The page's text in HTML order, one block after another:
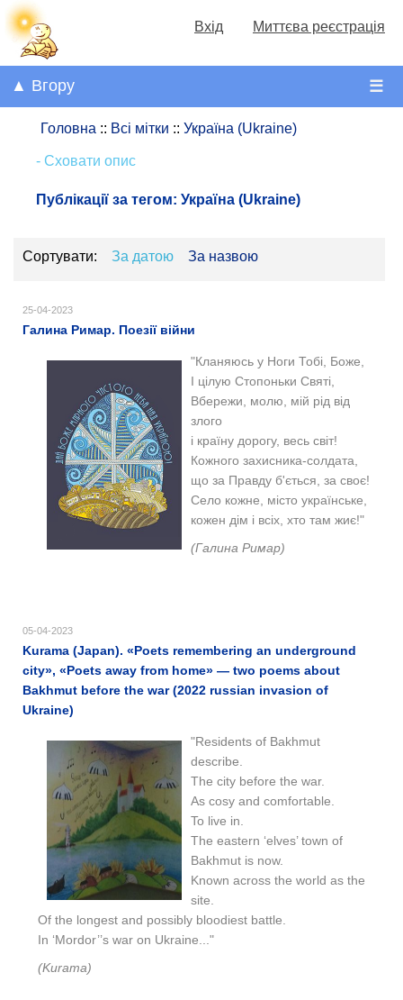
Вхід Миттєва реєстрація
☰
▲ Вгору
Головна :: Всі мітки :: Україна (Ukraine)
- Сховати опис
Публікації за тегом: Україна (Ukraine)
Сортувати: За датою За назвою
25-04-2023
Галина Римар. Поезії війни
"Кланяюсь у Ноги Тобі, Боже,
І цілую Стопоньки Святі,
Вбережи, молю, мій рід від
злого
і країну дорогу, весь світ!
Кожного захисника-солдата,
що за Правду б'ється, за своє!
Село кожне, місто українське,
кожен дім і всіх, хто там жиє!"
(Галина Римар)
05-04-2023
Kurama (Japan). «Poets remembering an underground
city», «Poets away from home» — two poems about
Bakhmut before the war (2022 russian invasion of
Ukraine)
"Residents of Bakhmut
describe.
The city before the war.
As cosy and comfortable.
To live in.
The eastern ‘elves’ town of
Bakhmut is now.
Known across the world as the
site.
Of the longest and possibly bloodiest battle.
In ‘Mordor’’s war on Ukraine..."
(Kurama)